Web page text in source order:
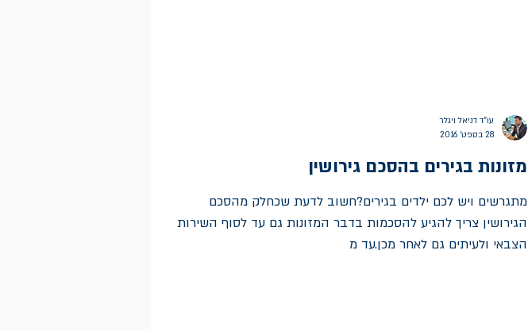
מזונות בגירים בהסכם גירושין
מתגרשים ויש לכם ילדים בגירים?חשוב לדעת שכחלק מהסכם
הגירושין צריך להגיע להסכמות בדבר המזונות גם עד לסוף השירות
הצבאי ולעיתים גם לאחר מכן.עד מ
עו"ד דניאל ויגלר
28 בספט׳ 2016